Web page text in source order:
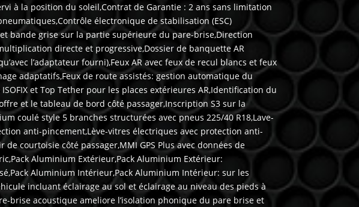
à la position du soleil,Contrat de Garantie : 2 ans sans limitation
électronique de stabilisation (ESC)
bande grise sur la partie supérieure du pare-brise,Direction
directe et progressive,Dossier de banquette AR
l’adaptateur fourni),Feux AR avec feux de recul blancs et feux
adaptatifs,Feux de route assistés: gestion automatique du
et Top Tether pour les places extérieures AR,Identification du
et le tableau de bord côté passager,Inscription S3 sur la
coulé style 5 branches structurées avec pneus 225/40 R18,Lave-
anti-pincement,Lève-vitres électriques avec protection anti-
courtoisie côté passager,MMI GPS Plus avec données de
Aluminium Extérieur,Pack Aluminium Extérieur:
Aluminium Intérieur,Pack Aluminium Intérieur: sur les
incluant éclairage au sol et éclairage au niveau des pieds à
brise acoustique ameliore l’isolation phonique du pare brise et